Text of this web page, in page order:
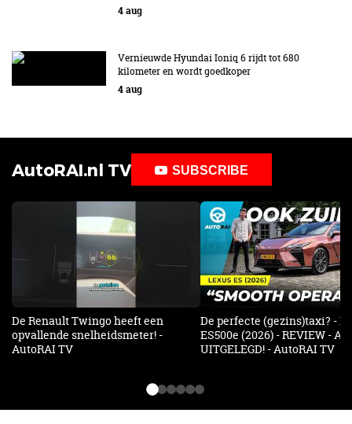
4 aug
Vernieuwde Hyundai Ioniq 6 rijdt tot 680
kilometer en wordt goedkoper
4 aug
AutoRAI.nl TV SUBSCRIBE
De Renault Twingo heeft een
opvallende snelheidsmeter! -
AutoRAI TV
De perfecte (gezins)taxi? -
ES500e (2026) - REVIEW -
UITGELEGD! - AutoRAI TV